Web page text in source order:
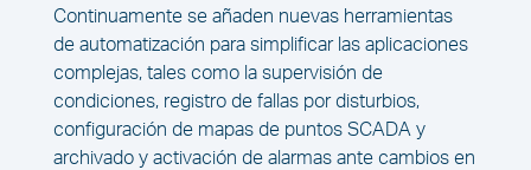
Continuamente se añaden nuevas herramientas
de automatización para simplificar las aplicaciones
complejas, tales como la supervisión de
condiciones, registro de fallas por disturbios,
configuración de mapas de puntos SCADA y
archivado y activación de alarmas ante cambios en